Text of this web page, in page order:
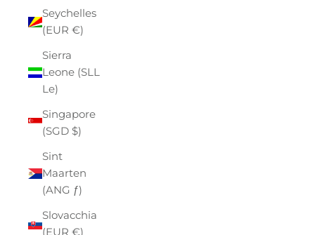
Seychelles
(EUR €)
Sierra
Leone (SLL
Le)
Singapore
(SGD $)
Sint
Maarten
(ANG ƒ)
Slovacchia
(EUR €)